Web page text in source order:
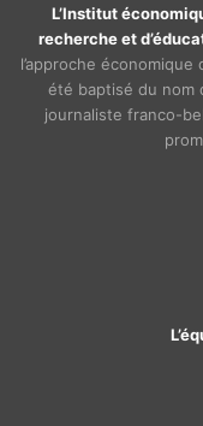
L’Institut
recherche et
l’approche économique
été baptisé du nom
journaliste franco-